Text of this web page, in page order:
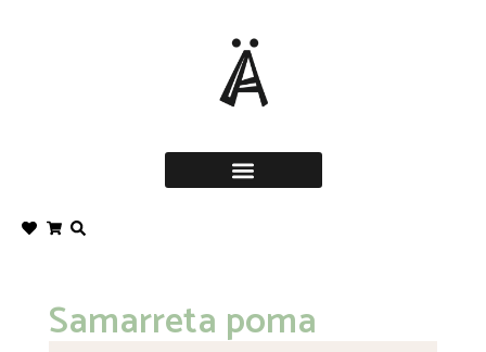
Samarreta poma